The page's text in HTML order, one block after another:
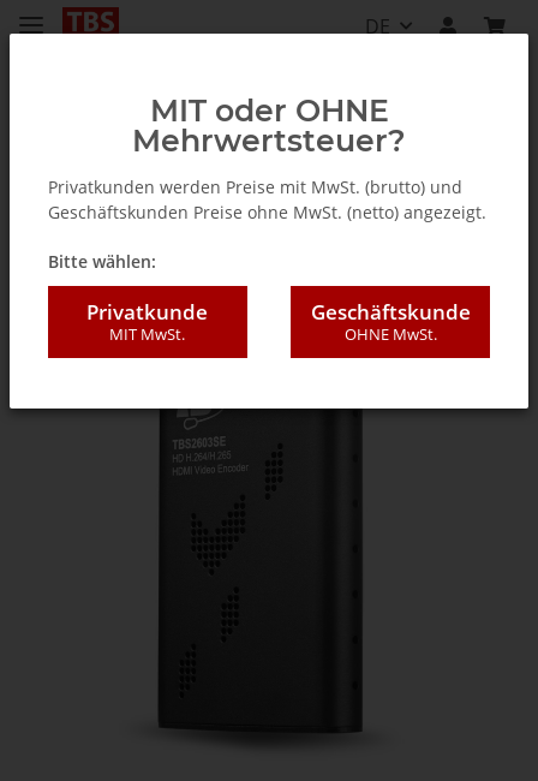
DE
Zubehör
MIT oder OHNE
Mehrwertsteuer?
Privatkunden werden Preise mit MwSt. (brutto) und
Geschäftskunden Preise ohne MwSt. (netto) angezeigt.
Bitte wählen:
Privatkunde
MIT MwSt.
Geschäftskunde
OHNE MwSt.